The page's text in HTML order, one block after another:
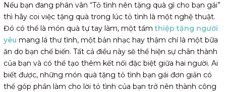
Nếu bạn đang phân vân “Tỏ tình nên tặng quà gì cho bạn gái”
thì hãy coi việc tặng quà trong lúc tỏ tình là một nghệ thuật.
Đó có thể là món quà tự tay làm, một tấmthiệp tặng người
yêu mang lá thư tình, một bản nhạc hay thậm chí là một bữa
ăn do bạn chế biến. Tất cả điều này sẽ thể hiện sự chân thành
của bạn và có thể tạo thêm kết nối đặc biệt giữa hai người. Ai
biết được, những món quà tặng tỏ tình bạn gái đơn giản có
thể góp phần làm cho lời tỏ tình của bạn trở nên thành công